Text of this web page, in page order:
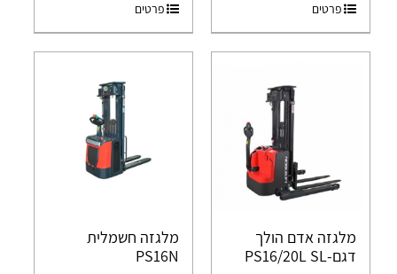
פרטים פרטים
מלגזה אדם הולך
דגם-PS16/20L SL
מלגזה חשמלית
PS16N